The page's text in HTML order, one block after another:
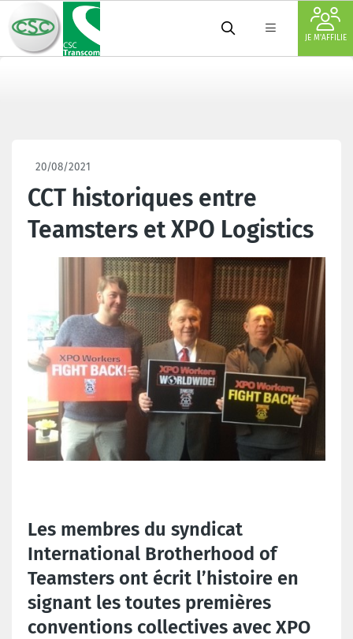
JE M'AFFILIE
20/08/2021
CCT historiques entre
Teamsters et XPO Logistics
Les membres du syndicat
International Brotherhood of
Teamsters ont écrit l’histoire en
signant les toutes premières
conventions collectives avec XPO